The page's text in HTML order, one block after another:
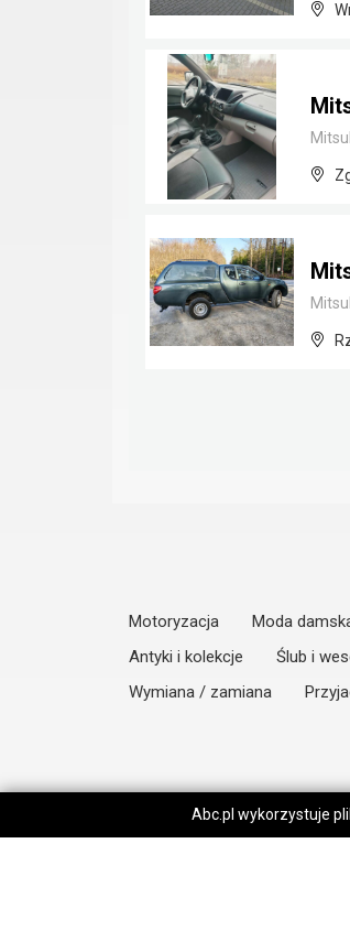
Motoryzacja Moda
Antyki i kolekcje
Ślub i
Wymiana / zamiana
Abc.pl wykorzystuje